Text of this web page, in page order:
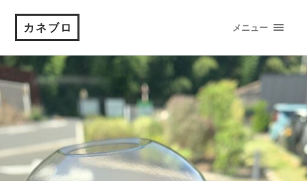
カネブロ メニュー